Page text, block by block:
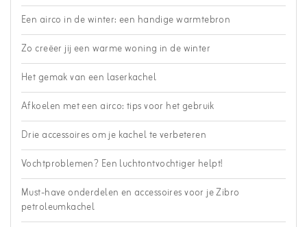
Een airco in de winter: een handige warmtebron
Zo creëer jij een warme woning in de winter
Het gemak van een laserkachel
Afkoelen met een airco: tips voor het gebruik
Drie accessoires om je kachel te verbeteren
Vochtproblemen? Een luchtontvochtiger helpt!
Must-have onderdelen en accessoires voor je Zibro
petroleumkachel